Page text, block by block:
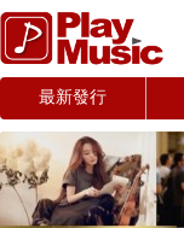
最新發行